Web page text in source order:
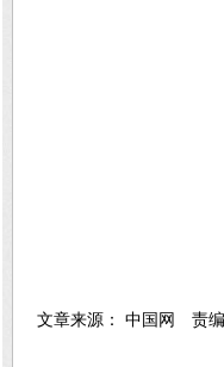
文章来源： 中国网 责